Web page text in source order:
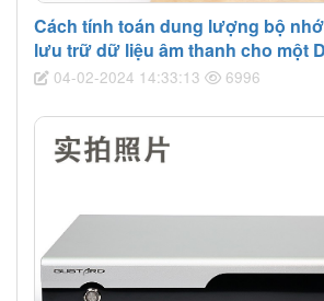
Cách tính toán dung lượng bộ
lưu trữ dữ liệu âm thanh cho một
04-02-2024 14:33:13 6996